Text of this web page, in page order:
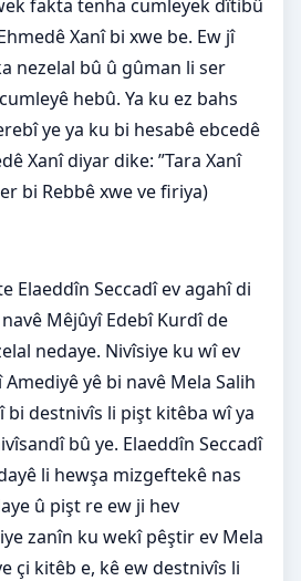
fakta tenha cumleyek dîtibû
Xanî bi xwe be. Ew jî
nezelal bû û gûman li ser
hebû. Ya ku ez bahs
ye ya ku bi hesabê ebcedê
Xanî diyar dike: ”Tara Xanî
bi Rebbê xwe ve firiya)
Elaeddîn Seccadî ev agahî di
Mêjûyî Edebî Kurdî de
nedaye. Nivîsiye ku wî ev
yê bi navê Mela Salih
bi destnivîs li pişt kitêba wî ya
bû ye. Elaeddîn Seccadî
li hewşa mizgeftekê nas
û pişt re ew ji hev
zanîn ku wekî pêştir ev Mela
çi kitêb e, kê ew destnivîs li